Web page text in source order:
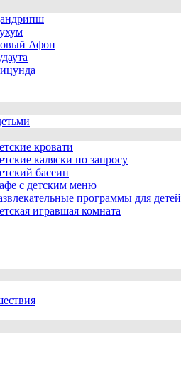
Афон
кровати
каляски по запросу
басеин
с детским меню
программы для детей
игравшая комната